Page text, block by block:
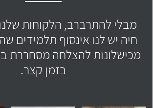
מבלי להתרברב, הלקוחות
חיה יש לנו אינסוף תלמידים
בזמן קצר.